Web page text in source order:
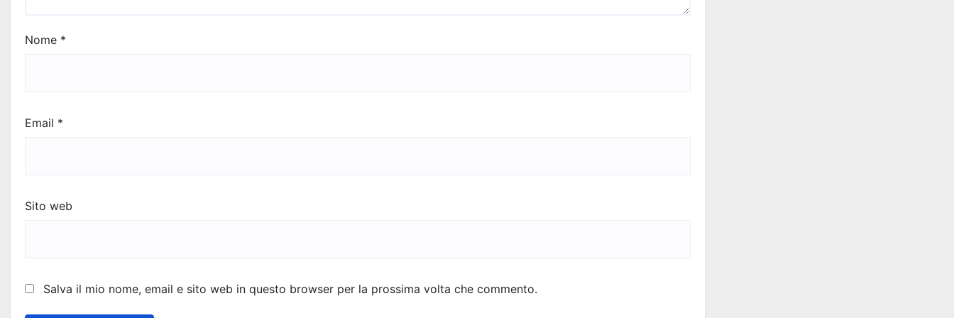
Nome *
Email *
Sito web
Salva il mio nome, email e sito web in questo browser per la prossima volta che commento.